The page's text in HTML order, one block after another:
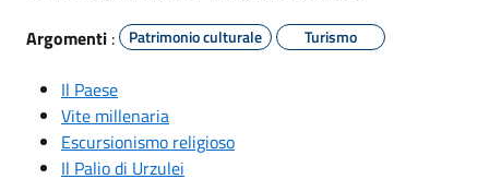
Argomenti : Patrimonio culturale Turismo
Il Paese
Vite millenaria
Escursionismo religioso
Il Palio di Urzulei